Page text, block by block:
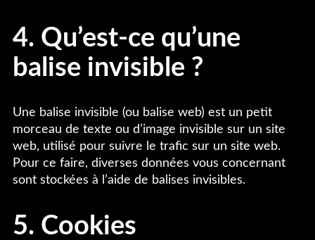
4. Qu’est-ce qu’une
balise invisible ?
Une balise invisible (ou balise web) est un petit
morceau de texte ou d’image invisible sur un site
web, utilisé pour suivre le trafic sur un site web.
Pour ce faire, diverses données vous concernant
sont stockées à l’aide de balises invisibles.
5. Cookies